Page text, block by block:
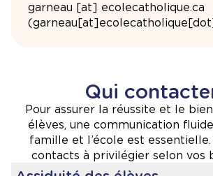
garneau [at] ecolecatholique.ca
(
Qui
Pour assurer la réussite et le
élèves, une communication
famille et l’école est essentielle.
contacts à privilégier selon vos